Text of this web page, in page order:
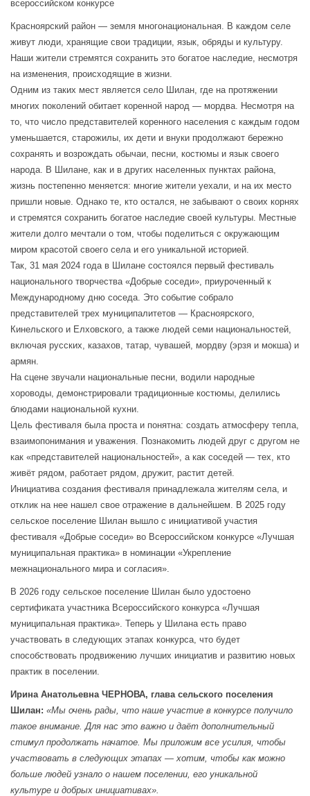
всероссийском конкурсе
Красноярский район — земля многонациональная. В каждом селе
живут люди, хранящие свои традиции, язык, обряды и культуру.
Наши жители стремятся сохранить это богатое наследие, несмотря
на изменения, происходящие в жизни.
Одним из таких мест является село Шилан, где на протяжении
многих поколений обитает коренной народ — мордва. Несмотря на
то, что число представителей коренного населения с каждым годом
уменьшается, старожилы, их дети и внуки продолжают бережно
сохранять и возрождать обычаи, песни, костюмы и язык своего
народа. В Шилане, как и в других населенных пунктах района,
жизнь постепенно меняется: многие жители уехали, и на их место
пришли новые. Однако те, кто остался, не забывают о своих корнях
и стремятся сохранить богатое наследие своей культуры. Местные
жители долго мечтали о том, чтобы поделиться с окружающим
миром красотой своего села и его уникальной историей.
Так, 31 мая 2024 года в Шилане состоялся первый фестиваль
национального творчества «Добрые соседи», приуроченный к
Международному дню соседа. Это событие собрало
представителей трех муниципалитетов — Красноярского,
Кинельского и Елховского, а также людей семи национальностей,
включая русских, казахов, татар, чувашей, мордву (эрзя и мокша) и
армян.
На сцене звучали национальные песни, водили народные
хороводы, демонстрировали традиционные костюмы, делились
блюдами национальной кухни.
Цель фестиваля была проста и понятна: создать атмосферу тепла,
взаимопонимания и уважения. Познакомить людей друг с другом не
как «представителей национальностей», а как соседей — тех, кто
живёт рядом, работает рядом, дружит, растит детей.
Инициатива создания фестиваля принадлежала жителям села, и
отклик на нее нашел свое отражение в дальнейшем. В 2025 году
сельское поселение Шилан вышло с инициативой участия
фестиваля «Добрые соседи» во Всероссийском конкурсе «Лучшая
муниципальная практика» в номинации «Укрепление
межнационального мира и согласия».
В 2026 году сельское поселение Шилан было удостоено
сертификата участника Всероссийского конкурса «Лучшая
муниципальная практика». Теперь у Шилана есть право
участвовать в следующих этапах конкурса, что будет
способствовать продвижению лучших инициатив и развитию новых
практик в поселении.
Ирина Анатольевна ЧЕРНОВА, глава сельского поселения
Шилан: «Мы очень рады, что наше участие в конкурсе получило
такое внимание. Для нас это важно и даёт дополнительный
стимул продолжать начатое. Мы приложим все усилия, чтобы
участвовать в следующих этапах — хотим, чтобы как можно
больше людей узнало о нашем поселении, его уникальной
культуре и добрых инициативах».